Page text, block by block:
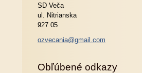
SD Veča
ul. Nitrianska
927 05
ozvecania@gmail.com
Obľúbené odkazy